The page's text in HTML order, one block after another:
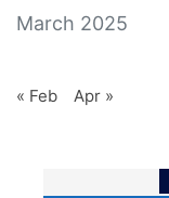
March 2025
« Feb Apr »